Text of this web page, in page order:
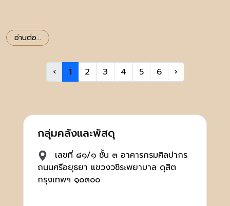
อ่านต่อ...
‹ 1 2 3 4 5 6 ›
กลุ่มคลังและพัสดุ
เลขที่ ๘๑/๑ ชั้น ๓ อาคารกรมศิลปากร
ถนนศรีอยุธยา แขวงวชิระพยาบาล ดุสิต
กรุงเทพฯ ๑๐๓๐๐